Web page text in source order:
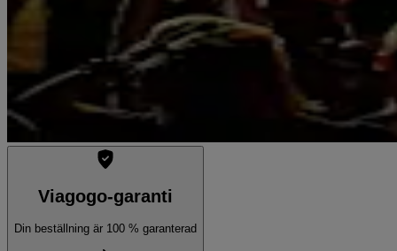
Viagogo-garanti
Din beställning är 100 % garanterad